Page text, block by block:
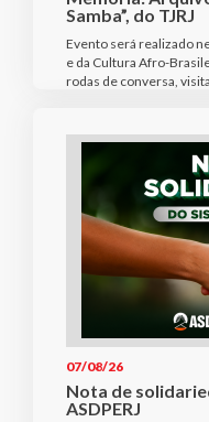
Samba”, do TJRJ
Evento será realizado
e da Cultura Afro-
rodas de conversa,
07/08/26
Nota de
ASDPERJ